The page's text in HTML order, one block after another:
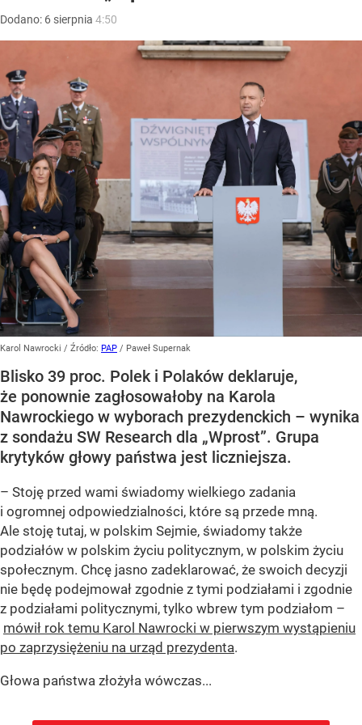
Dodano: 6 sierpnia 4:50
Karol Nawrocki / Źródło: PAP / Paweł Supernak
Blisko 39 proc. Polek i Polaków deklaruje,
że ponownie zagłosowałoby na Karola
Nawrockiego w wyborach prezydenckich – wynika
z sondażu SW Research dla „Wprost”. Grupa
krytyków głowy państwa jest liczniejsza.
– Stoję przed wami świadomy wielkiego zadania
i ogromnej odpowiedzialności, które są przede mną.
Ale stoję tutaj, w polskim Sejmie, świadomy także
podziałów w polskim życiu politycznym, w polskim życiu
społecznym. Chcę jasno zadeklarować, że swoich decyzji
nie będę podejmował zgodnie z tymi podziałami i zgodnie
z podziałami politycznymi, tylko wbrew tym podziałom –
mówił rok temu Karol Nawrocki w pierwszym wystąpieniu
po zaprzysiężeniu na urząd prezydenta.
Głowa państwa złożyła wówczas...